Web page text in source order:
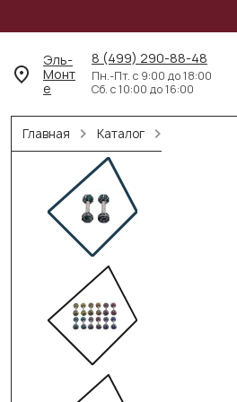
Эль-
Монт
е
8 (499) 290-88-48
Пн.-Пт. с 9:00 до 18:00
Сб. с 10:00 до 16:00
Главная Каталог